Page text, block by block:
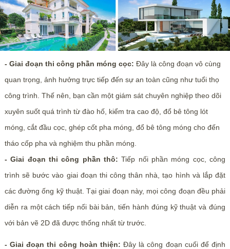
- Giai đoạn thi công phần móng cọc: Đây là công đoạn vô cùng
quan trọng, ảnh hưởng trực tiếp đến sự an toàn cũng như tuổi thọ
công trình. Thế nên, bạn cần một giám sát chuyên nghiệp theo dõi
xuyên suốt quá trình từ đào hố, kiểm tra cao độ, đổ bê tông lót
móng, cắt đầu cọc, ghép cốt pha móng, đổ bê tông móng cho đến
tháo cốp pha và nghiệm thu phần móng.
- Giai đoạn thi công phần thô:Tiếp nối phần móng cọc, công
trình sẽ bước vào giai đoạn thi công thân nhà, tạo hình và lắp đặt
các đường ống kỹ thuật. Tại giai đoạn này, mọi công đoạn đều phải
diễn ra một cách tiếp nối bài bản, tiến hành đúng kỹ thuật và đúng
với bản vẽ 2D đã được thống nhất từ trước.
- Giai đoạn thi công hoàn thiện: Đây là công đoạn cuối để định